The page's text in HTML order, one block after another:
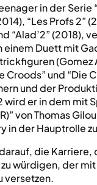
in der Serie
“Les Profs 2”
“Alad’2” (2018),
einem Duett mit
(Gomez
Croods” und “Die
und der
wird er in dem mit
von Thomas
in der Hauptrolle
die Karriere,
würdigen, der
versetzen.